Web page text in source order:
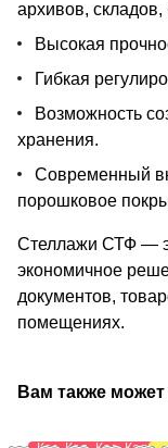
архивов,
Высокая
Гибкая
Возможность
хранения.
Современный
порошковое
Стеллажи СТФ —
экономичное
документов,
помещениях.
Вам также